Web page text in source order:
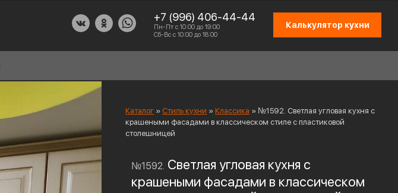
+7 (996) 406-44-44
Пн-Пт с 10:00 до 19:00
Сб-Вс с 10:00 до 18:00
Калькулятор кухни
О КУХНИДАР
НАШИ УСЛУГИ
ОТЗЫВЫ КЛИЕНТОВ
Каталог » Стиль кухни »Классика » №1592. Светлая угловая кухня с
крашеными фасадами в классическом стиле с пластиковой
столешницей
№1592. Светлая угловая кухня с
крашеными фасадами в классическом